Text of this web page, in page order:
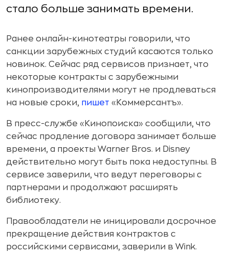
стало больше занимать времени.
Ранее онлайн-кинотеатры говорили, что
санкции зарубежных студий касаются только
новинок. Сейчас ряд сервисов признает, что
некоторые контракты с зарубежными
кинопроизводителями могут не продлеваться
на новые сроки, пишет «Коммерсантъ».
В пресс-службе «Кинопоиска» сообщили, что
сейчас продление договора занимает больше
времени, а проекты Warner Bros. и Disney
действительно могут быть пока недоступны. В
сервисе заверили, что ведут переговоры с
партнерами и продолжают расширять
библиотеку.
Правообладатели не иницировали досрочное
прекращение действия контрактов с
российскими сервисами, заверили в Wink.